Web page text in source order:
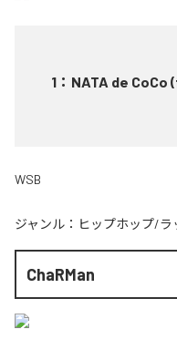
1 ： NATA de
WSB
ジャンル： ヒップホップ/ラ
ChaRMan